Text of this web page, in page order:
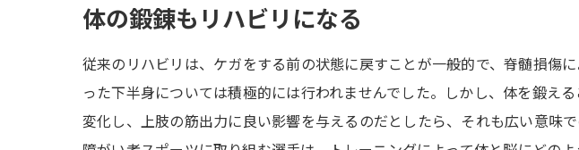
大
体の鍛錬もリハビリになる
従来のリハビリは、ケガをする前の状態に戻すことが一般的で、脊髄損傷
った下半身については積極的には行われませんでした。しかし、体を鍛え
変化し、上肢の筋出力に良い影響を与えるのだとしたら、それも広い意味で